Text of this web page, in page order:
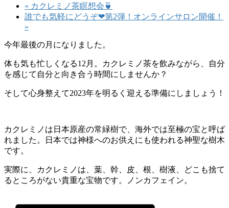
« カクレミノ茶瞑想会🍵
誰でも気軽にどうぞ❤第2弾！オンラインサロン開催！
»
今年最後の月になりました。
体も気も忙しくなる12月。カクレミノ茶を飲みながら、自分
を感じて自分と向き合う時間にしませんか？
そして心身整えて2023年を明るく迎える準備にしましょう！
カクレミノは日本原産の常緑樹で、海外では至極の宝と呼ば
れました。日本では神様へのお供えにも使われる神聖な樹木
です。
実際に、カクレミノは、葉、幹、皮、根、樹液、どこも捨て
るところがない貴重な宝物です。ノンカフェイン。